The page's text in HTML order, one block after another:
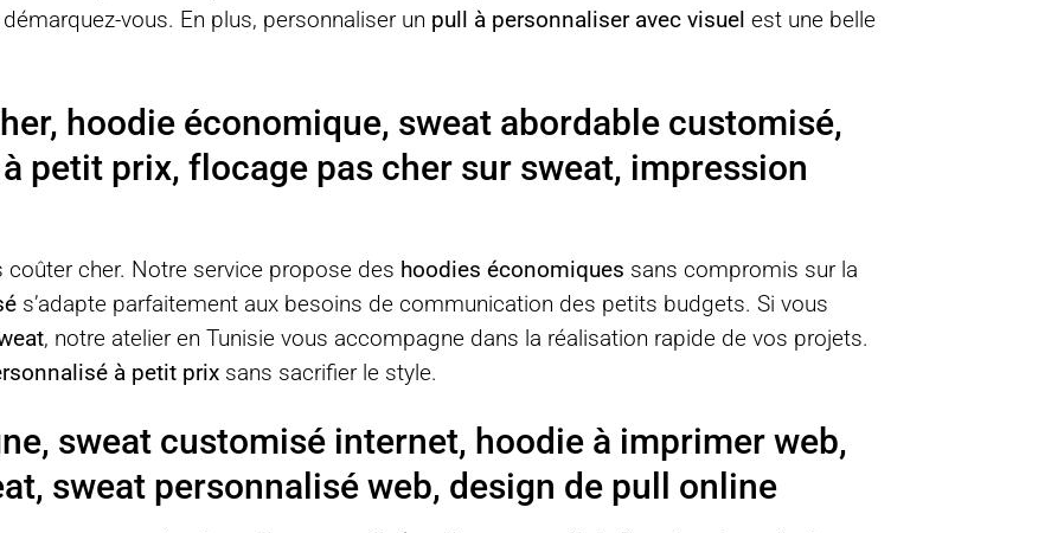
vous. En plus, personnaliser un pull à personnaliser avec visuel est une belle
hoodie économique, sweat abordable customisé,
petit prix, flocage pas cher sur sweat, impression
cher. Notre service propose des hoodies économiques sans compromis sur la
s’adapte parfaitement aux besoins de communication des petits budgets. Si vous
, notre atelier en Tunisie vous accompagne dans la réalisation rapide de vos projets.
à petit prix sans sacrifier le style.
sweat customisé internet, hoodie à imprimer web,
sweat personnalisé web, design de pull online